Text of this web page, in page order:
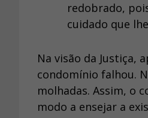
redobrado,
cuidado que
Na visão da Justiça,
condomínio falhou.
molhadas. Assim, o
modo a ensejar a